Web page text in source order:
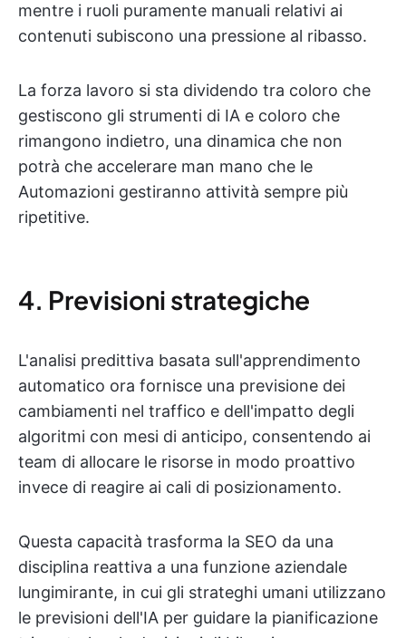
mentre i ruoli puramente manuali relativi ai
contenuti subiscono una pressione al ribasso.
La forza lavoro si sta dividendo tra coloro che
gestiscono gli strumenti di IA e coloro che
rimangono indietro, una dinamica che non
potrà che accelerare man mano che le
Automazioni gestiranno attività sempre più
ripetitive.
4. Previsioni strategiche
L'analisi predittiva basata sull'apprendimento
automatico ora fornisce una previsione dei
cambiamenti nel traffico e dell'impatto degli
algoritmi con mesi di anticipo, consentendo ai
team di allocare le risorse in modo proattivo
invece di reagire ai cali di posizionamento.
Questa capacità trasforma la SEO da una
disciplina reattiva a una funzione aziendale
lungimirante, in cui gli strateghi umani utilizzano
le previsioni dell'IA per guidare la pianificazione